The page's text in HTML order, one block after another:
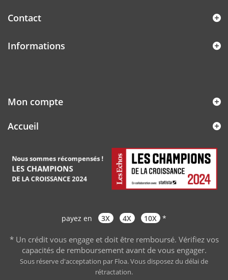
Contact
Informations
Mon compte
Accueil
payez en 3X 4X 10X *
* Un crédit vous engage et doit être remboursé. Vérifiez vos
capacités de remboursement avant de vous engager.
Sous réserve d'acceptation par Floa. Vous disposez du délai de
rétractation.